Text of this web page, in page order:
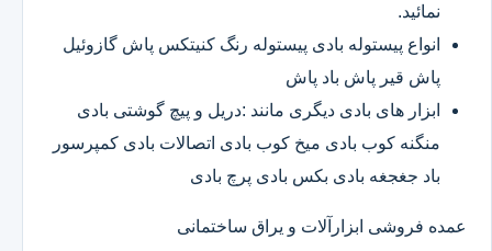
نمائید.
انواع پیستوله بادی پیستوله رنگ کنیتکس پاش گازوئیل
پاش قیر پاش باد پاش
ابزار های بادی دیگری مانند :دریل و پیچ گوشتی بادی
منگنه کوب بادی میخ کوب بادی اتصالات بادی کمپرسور
باد جغجغه بادی بکس بادی پرچ بادی
عمده فروشی ابزارآلات و یراق ساختمانی